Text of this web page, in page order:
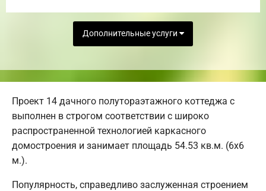
Дополнительные услуги
Проект 14 дачного полутораэтажного коттеджа с
выполнен в строгом соответствии с широко
распространенной технологией каркасного
домостроения и занимает площадь 54.53 кв.м. (6х6
м.).
Популярность, справедливо заслуженная строением